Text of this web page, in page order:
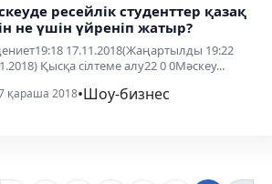
ресейлік студенттер қазақ
не үшін үйреніп жатыр?
17.11.2018(Жаңартылды 19:22
Қысқа сілтеме алу22 0 0Мәскеу...
қараша 2018•Шоу-бизнес